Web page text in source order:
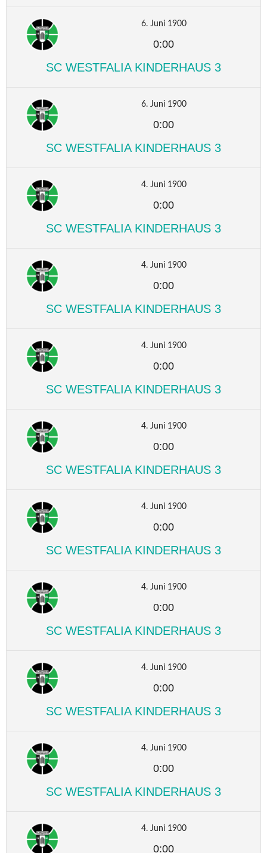
6. Juni 1900
0:00
SC WESTFALIA KINDERHAUS 3
6. Juni 1900
0:00
SC WESTFALIA KINDERHAUS 3
4. Juni 1900
0:00
SC WESTFALIA KINDERHAUS 3
4. Juni 1900
0:00
SC WESTFALIA KINDERHAUS 3
4. Juni 1900
0:00
SC WESTFALIA KINDERHAUS 3
4. Juni 1900
0:00
SC WESTFALIA KINDERHAUS 3
4. Juni 1900
0:00
SC WESTFALIA KINDERHAUS 3
4. Juni 1900
0:00
SC WESTFALIA KINDERHAUS 3
4. Juni 1900
0:00
SC WESTFALIA KINDERHAUS 3
4. Juni 1900
0:00
SC WESTFALIA KINDERHAUS 3
4. Juni 1900
0:00